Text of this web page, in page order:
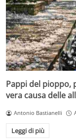
Pappi del pioppo,
vera causa delle
Antonio Bastianelli
Leggi di più